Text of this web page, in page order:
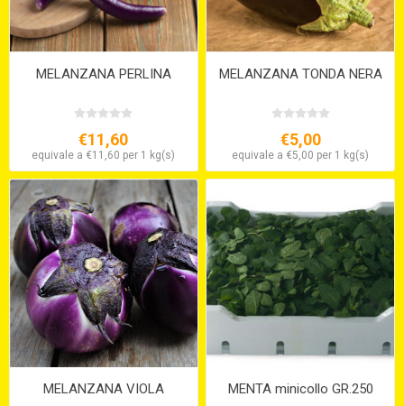
MELANZANA PERLINA
€11,60
equivale a €11,60 per 1 kg(s)
MELANZANA TONDA NERA
€5,00
equivale a €5,00 per 1 kg(s)
MELANZANA VIOLA MENTA minicollo GR.250